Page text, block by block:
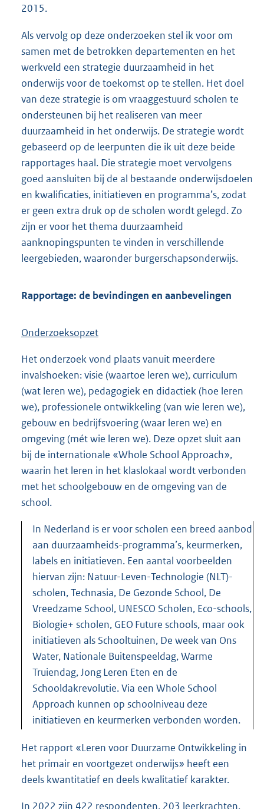
2015.
Als vervolg op deze onderzoeken stel ik voor om
samen met de betrokken departementen en het
werkveld een strategie duurzaamheid in het
onderwijs voor de toekomst op te stellen. Het doel
van deze strategie is om vraaggestuurd scholen te
ondersteunen bij het realiseren van meer
duurzaamheid in het onderwijs. De strategie wordt
gebaseerd op de leerpunten die ik uit deze beide
rapportages haal. Die strategie moet vervolgens
goed aansluiten bij de al bestaande onderwijsdoelen
en kwalificaties, initiatieven en programma’s, zodat
er geen extra druk op de scholen wordt gelegd. Zo
zijn er voor het thema duurzaamheid
aanknopingspunten te vinden in verschillende
leergebieden, waaronder burgerschapsonderwijs.
Rapportage: de bevindingen en aanbevelingen
Onderzoeksopzet
Het onderzoek vond plaats vanuit meerdere
invalshoeken: visie (waartoe leren we), curriculum
(wat leren we), pedagogiek en didactiek (hoe leren
we), professionele ontwikkeling (van wie leren we),
gebouw en bedrijfsvoering (waar leren we) en
omgeving (mét wie leren we). Deze opzet sluit aan
bij de internationale «Whole School Approach»,
waarin het leren in het klaslokaal wordt verbonden
met het schoolgebouw en de omgeving van de
school.
In Nederland is er voor scholen een breed aanbod
aan duurzaamheids-programma’s, keurmerken,
labels en initiatieven. Een aantal voorbeelden
hiervan zijn: Natuur-Leven-Technologie (NLT)-
scholen, Technasia, De Gezonde School, De
Vreedzame School, UNESCO Scholen, Eco-schools,
Biologie+ scholen, GEO Future schools, maar ook
initiatieven als Schooltuinen, De week van Ons
Water, Nationale Buitenspeeldag, Warme
Truiendag, Jong Leren Eten en de
Schooldakrevolutie. Via een Whole School
Approach kunnen op schoolniveau deze
initiatieven en keurmerken verbonden worden.
Het rapport «Leren voor Duurzame Ontwikkeling in
het primair en voortgezet onderwijs» heeft een
deels kwantitatief en deels kwalitatief karakter.
In 2022 zijn 422 respondenten, 203 leerkrachten,